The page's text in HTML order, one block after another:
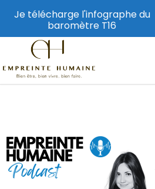
Je télécharge l'infographe du
baromètre T16